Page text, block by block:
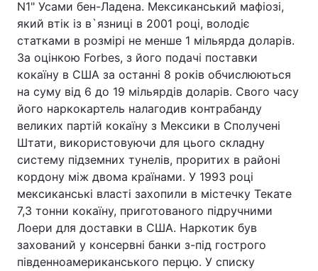
N1" Усами бен-Ладена. Мексиканський мафіозі,
який втік із в`язниці в 2001 році, володіє
статками в розмірі не менше 1 мільярда доларів.
За оцінкою Forbes, з його подачі поставки
кокаїну в США за останні 8 років обчислюються
на суму від 6 до 19 мільярдів доларів. Свого часу
його наркокартель налагодив контрабанду
великих партій кокаїну з Мексики в Сполучені
Штати, використовуючи для цього складну
систему підземних тунелів, проритих в районі
кордону між двома країнами. У 1993 році
мексиканські власті захопили в містечку Текате
7,3 тонни кокаїну, приготованого підручними
Лоери для доставки в США. Наркотик був
захований у консервні банки з-під гострого
південноамериканського перцю. У списку